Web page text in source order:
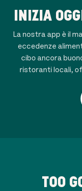
INIZIA
La nostra app è il
eccedenze
cibo ancora
ristoranti locali,
TOO